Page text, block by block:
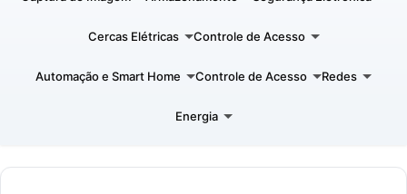
Cercas Elétricas Controle de Acesso
Automação e Smart Home Controle de Acesso Redes
Energia